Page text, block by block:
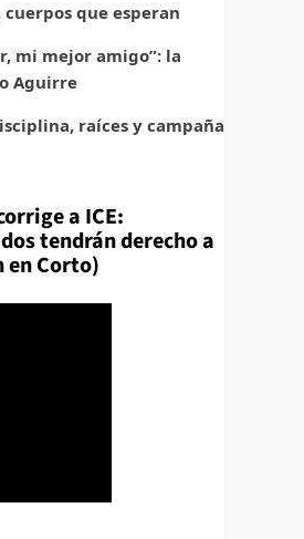
que esperan
mi mejor amigo”: la
Aguirre
raíces y campaña
a ICE:
tendrán derecho a
en Corto)